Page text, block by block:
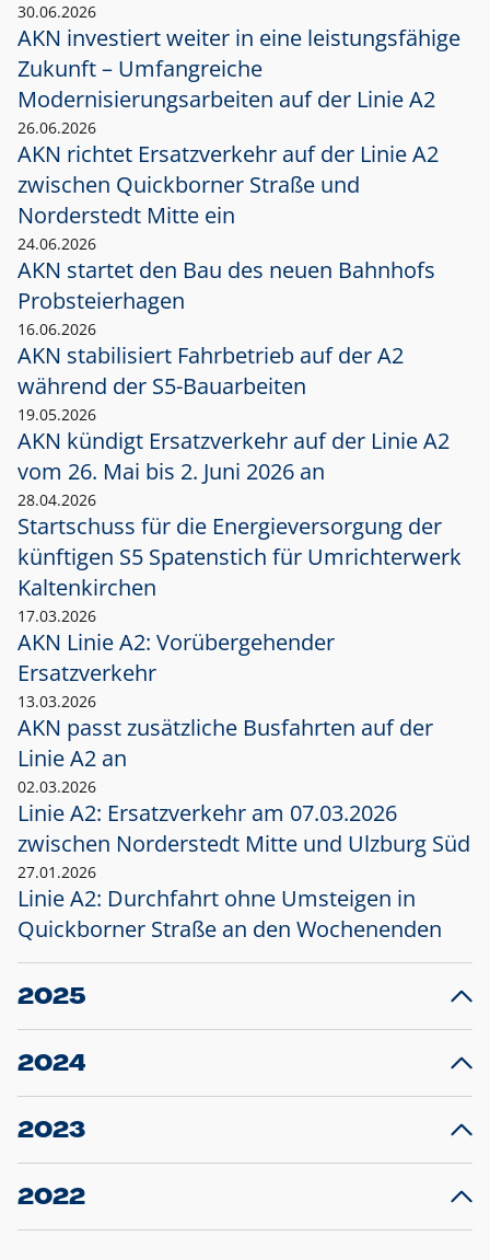
30.06.2026
AKN investiert weiter in eine leistungsfähige
Zukunft – Umfangreiche
Modernisierungsarbeiten auf der Linie A2
26.06.2026
AKN richtet Ersatzverkehr auf der Linie A2
zwischen Quickborner Straße und
Norderstedt Mitte ein
24.06.2026
AKN startet den Bau des neuen Bahnhofs
Probsteierhagen
16.06.2026
AKN stabilisiert Fahrbetrieb auf der A2
während der S5-Bauarbeiten
19.05.2026
AKN kündigt Ersatzverkehr auf der Linie A2
vom 26. Mai bis 2. Juni 2026 an
28.04.2026
Startschuss für die Energieversorgung der
künftigen S5 Spatenstich für Umrichterwerk
Kaltenkirchen
17.03.2026
AKN Linie A2: Vorübergehender
Ersatzverkehr
13.03.2026
AKN passt zusätzliche Busfahrten auf der
Linie A2 an
02.03.2026
Linie A2: Ersatzverkehr am 07.03.2026
zwischen Norderstedt Mitte und Ulzburg Süd
27.01.2026
Linie A2: Durchfahrt ohne Umsteigen in
Quickborner Straße an den Wochenenden
2025
23.12.2025
Projekt S5: Start der Bauarbeiten am
2024
10.12.2024
Großprojekt S5: Sperrung der Bahnstraße in
2023
20.12.2023
Schleswig-Holstein verlängert den
2022
22.12.2022